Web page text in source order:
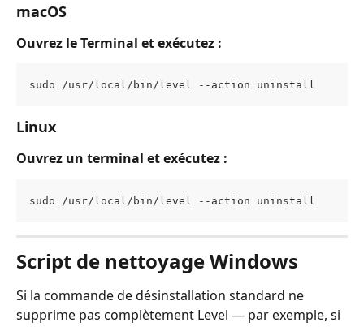
macOS
Ouvrez le Terminal et exécutez :
sudo /usr/local/bin/level --action uninstall
Linux
Ouvrez un terminal et exécutez :
sudo /usr/local/bin/level --action uninstall
Script de nettoyage Windows
Si la commande de désinstallation standard ne
supprime pas complètement Level — par exemple, si